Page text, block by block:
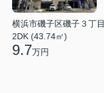
横浜市磯子区磯子３丁目
2DK (43.74㎡)
9.7万円